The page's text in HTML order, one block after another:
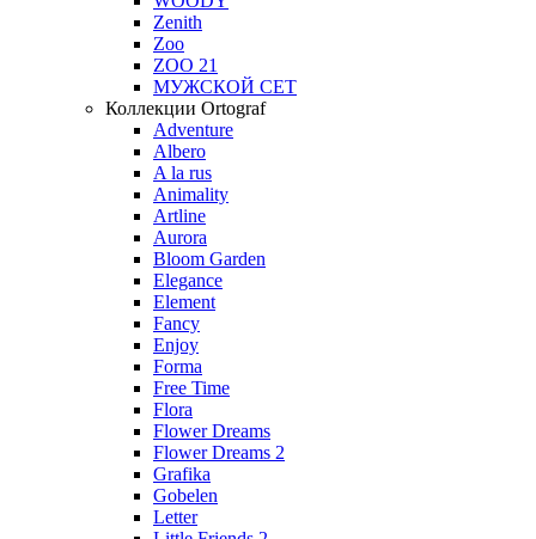
Zenith
Zoo
ZOO 21
МУЖСКОЙ СЕТ
Коллекции Ortograf
Adventure
Albero
A la rus
Animality
Artline
Aurora
Bloom Garden
Elegance
Element
Fancy
Enjoy
Forma
Free Time
Flora
Flower Dreams
Flower Dreams 2
Grafika
Gobelen
Letter